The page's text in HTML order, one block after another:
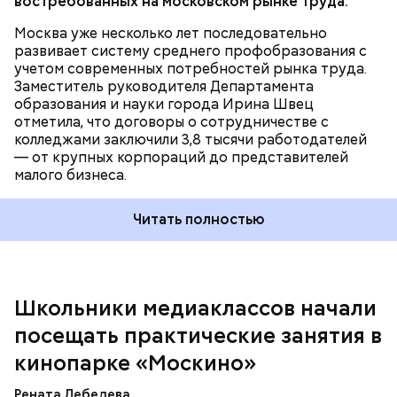
Москва уже несколько лет последовательно
развивает систему среднего профобразования с
учетом современных потребностей рынка труда.
Заместитель руководителя Департамента
образования и науки города Ирина Швец
отметила, что договоры о сотрудничестве с
колледжами заключили 3,8 тысячи работодателей
— от крупных корпораций до представителей
малого бизнеса.
Читать полностью
Школьники медиаклассов начали
посещать практические занятия в
кинопарке «Москино»
на локации «Арканар». Это декорации,
построенные для съемок фильма по повести
братьев Стругацких «Трудно быть богом».
Территория площадью 6,5 га представляет собой
фантастический город, воссозданный
специалистами максимально детализированно. До
— Увидев, как здесь все устроено, послушав
рассказы режиссеров, актеров, я по-другому стала
смотреть на кинематограф. Думаю, что мне было
бы интересно побыть за кадром, например в
кресле режиссера, — рассказала она.
Ранее мэр Москвы Сергей Собянинрассказалоб
архитектурной концепции для образовательного
комплекса в районе Москворечье-Сабурово.
соответствует целям и инициативам
национального проекта
жизни».